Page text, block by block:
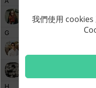
我們使用 cookies